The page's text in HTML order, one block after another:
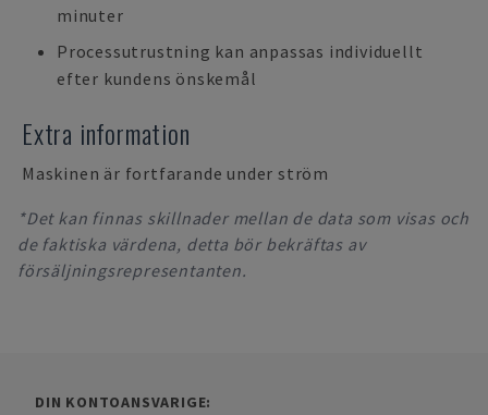
minuter
Processutrustning kan anpassas individuellt
efter kundens önskemål
Extra information
Maskinen är fortfarande under ström
*Det kan finnas skillnader mellan de data som visas och
de faktiska värdena, detta bör bekräftas av
försäljningsrepresentanten.
DIN KONTOANSVARIGE: